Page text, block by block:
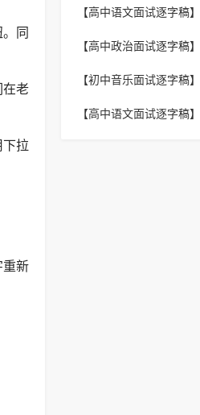
同
在老
拉
重新
【高中语文面试逐字稿】
【高中政治面试逐字稿】
【初中音乐面试逐字稿】
【高中语文面试逐字稿】